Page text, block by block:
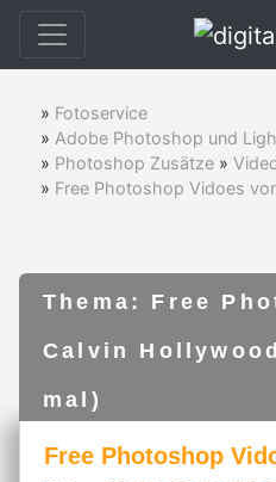
» Fotoservice
» Adobe Photoshop und
» Photoshop Zusätze »
» Free Photoshop Vidoes
Thema: Free
Calvin
mal)
Free Photoshop